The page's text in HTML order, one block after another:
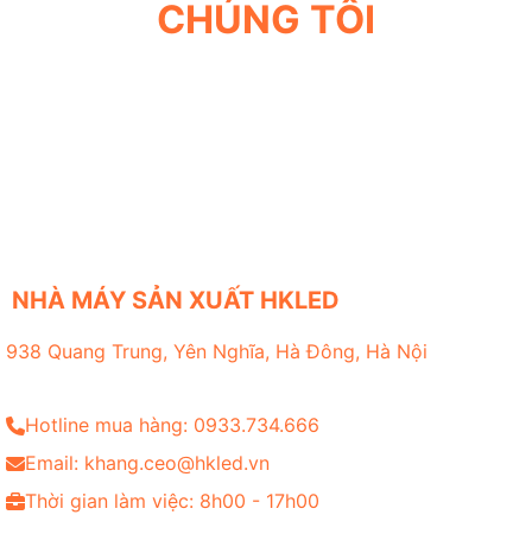
CHÚNG TÔI
NHÀ MÁY SẢN XUẤT HKLED
938 Quang Trung, Yên Nghĩa, Hà Đông, Hà Nội
Hotline mua hàng: 0933.734.666
Email: khang.ceo@hkled.vn
Thời gian làm việc: 8h00 - 17h00